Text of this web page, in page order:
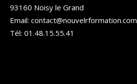
93160 Noisy le Grand
Email: contact@nouvelrformation.com
Tél: 01.48.15.55.41